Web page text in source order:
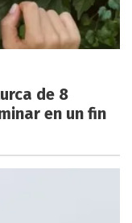
de 8
en un fin